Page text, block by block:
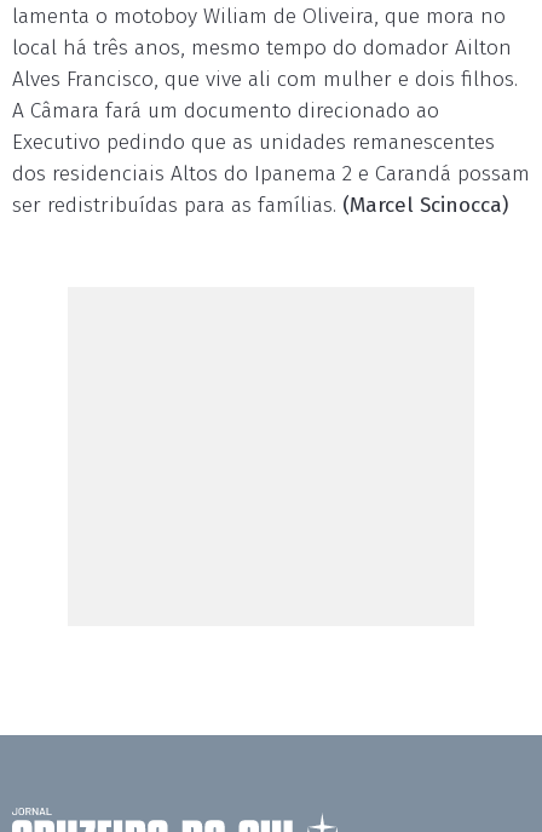
lamenta o motoboy Wiliam de Oliveira, que mora no
local há três anos, mesmo tempo do domador Ailton
Alves Francisco, que vive ali com mulher e dois filhos.
A Câmara fará um documento direcionado ao
Executivo pedindo que as unidades remanescentes
dos residenciais Altos do Ipanema 2 e Carandá possam
ser redistribuídas para as famílias. (Marcel Scinocca)